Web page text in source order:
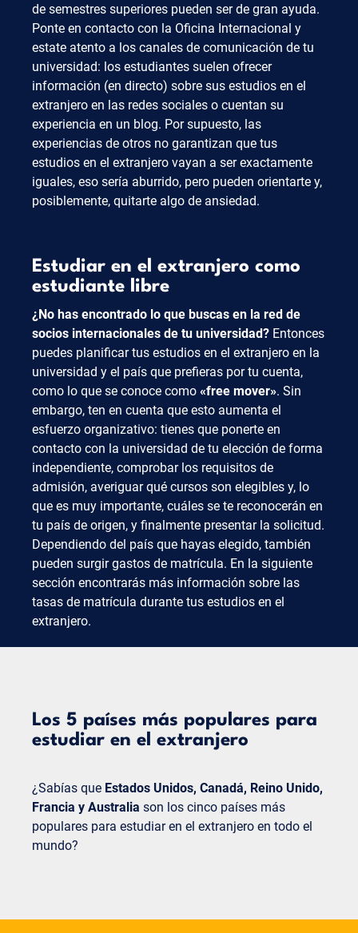
de semestres superiores pueden ser de gran ayuda.
Ponte en contacto con la Oficina Internacional y
estate atento a los canales de comunicación de tu
universidad: los estudiantes suelen ofrecer
información (en directo) sobre sus estudios en el
extranjero en las redes sociales o cuentan su
experiencia en un blog. Por supuesto, las
experiencias de otros no garantizan que tus
estudios en el extranjero vayan a ser exactamente
iguales, eso sería aburrido, pero pueden orientarte y,
posiblemente, quitarte algo de ansiedad.
Estudiar en el extranjero como
estudiante libre
¿No has encontrado lo que buscas en la red de
socios internacionales de tu universidad? Entonces
puedes planificar tus estudios en el extranjero en la
universidad y el país que prefieras por tu cuenta,
como lo que se conoce como «free mover». Sin
embargo, ten en cuenta que esto aumenta el
esfuerzo organizativo: tienes que ponerte en
contacto con la universidad de tu elección de forma
independiente, comprobar los requisitos de
admisión, averiguar qué cursos son elegibles y, lo
que es muy importante, cuáles se te reconocerán en
tu país de origen, y finalmente presentar la solicitud.
Dependiendo del país que hayas elegido, también
pueden surgir gastos de matrícula. En la siguiente
sección encontrarás más información sobre las
tasas de matrícula durante tus estudios en el
extranjero.
Los 5 países más populares para
estudiar en el extranjero
¿Sabías que Estados Unidos, Canadá, Reino Unido,
Francia y Australia son los cinco países más
populares para estudiar en el extranjero en todo el
mundo?